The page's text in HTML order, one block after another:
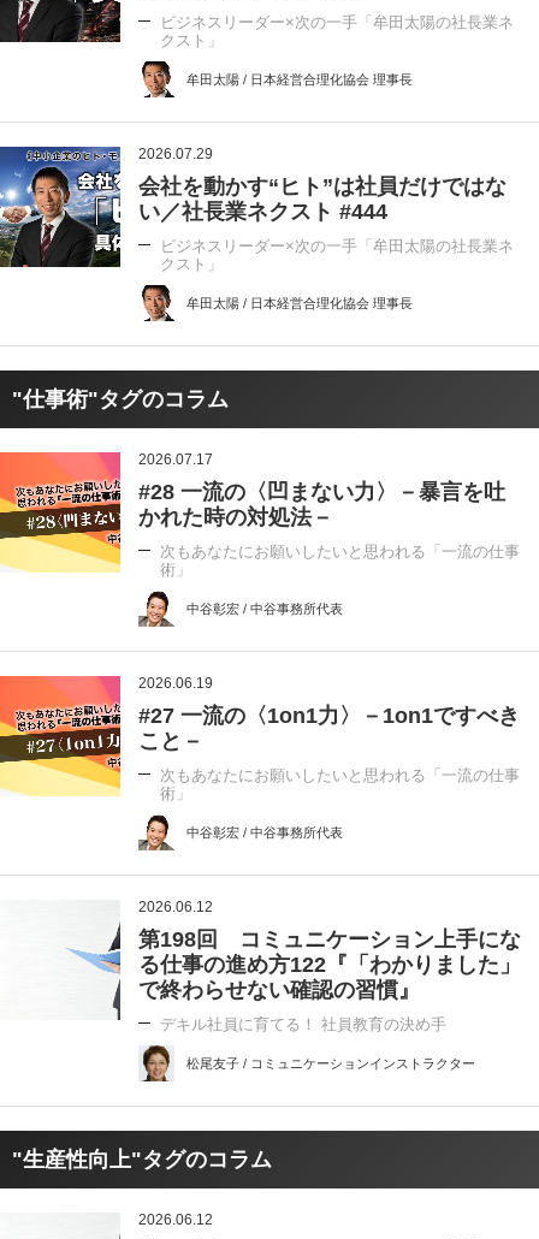
ビジネスリーダー×次の一手「牟田太陽の社長業ネ
クスト」
牟田太陽 / 日本経営合理化協会 理事長
2026.07.29
会社を動かす“ヒト”は社員だけではな
い／社長業ネクスト #444
ビジネスリーダー×次の一手「牟田太陽の社長業ネ
クスト」
牟田太陽 / 日本経営合理化協会 理事長
"仕事術"タグのコラム
2026.07.17
#28 一流の〈凹まない力〉－暴言を吐
かれた時の対処法－
次もあなたにお願いしたいと思われる「一流の仕事
術」
中谷彰宏 / 中谷事務所代表
2026.06.19
#27 一流の〈1on1力〉－1on1ですべき
こと－
次もあなたにお願いしたいと思われる「一流の仕事
術」
中谷彰宏 / 中谷事務所代表
2026.06.12
第198回 コミュニケーション上手にな
る仕事の進め方122『「わかりました」
で終わらせない確認の習慣』
デキル社員に育てる！ 社員教育の決め手
松尾友子 / コミュニケーションインストラクター
"生産性向上"タグのコラム
2026.06.12